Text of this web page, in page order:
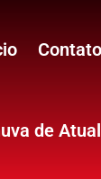
Contato
de